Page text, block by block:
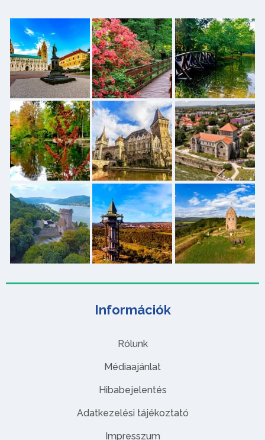
Információk
Rólunk
Médiaajánlat
Hibabejelentés
Adatkezelési tájékoztató
Impresszum